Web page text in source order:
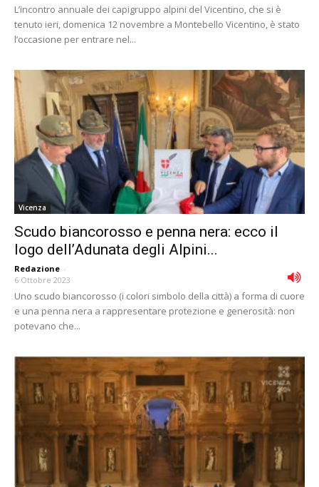
L’incontro annuale dei capigruppo alpini del Vicentino, che si è
tenuto ieri, domenica 12 novembre a Montebello Vicentino, è stato
l’occasione per entrare nel...
Vicenza
Scudo biancorosso e penna nera: ecco il
logo dell’Adunata degli Alpini...
Redazione -
6 Ottobre 2023
Uno scudo biancorosso (i colori simbolo della città) a forma di cuore
e una penna nera a rappresentare protezione e generosità: non
potevano che...